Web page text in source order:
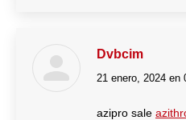
Dvbcim
dice:
21 enero, 2024 en
azipro sale